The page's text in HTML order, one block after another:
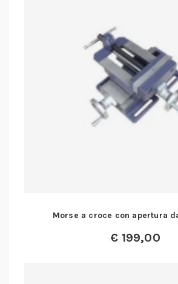
Morse a croce con apertura
€ 199,00